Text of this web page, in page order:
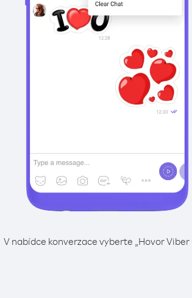
V nabídce konverzace vyberte „Hovor Viber